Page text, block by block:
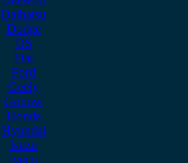
Daihatsu
Dodge
DS
Fiat
Ford
Geely
Gonow
Honda
Hyundai
Isuzu
iveco